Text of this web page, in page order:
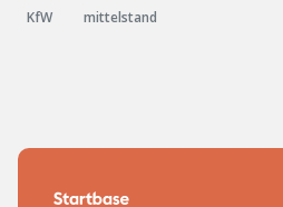
KfW mittelstand